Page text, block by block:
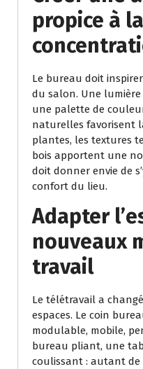
propice à la
Le bureau doit
du salon. Une
une palette de
naturelles favorisent
plantes, les textures
bois apportent une
doit donner envie de
confort du lieu.
Adapter
nouveaux
travail
Le télétravail a
espaces. Le coin
modulable, mobile,
bureau pliant, une
coulissant : autant